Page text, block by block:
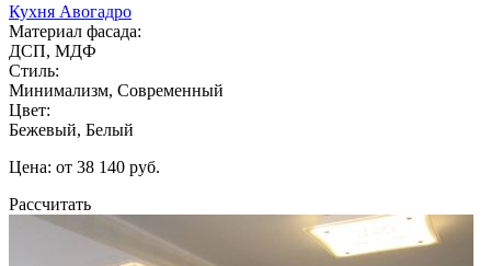
Кухня Авогадро
Материал фасада:
ДСП, МДФ
Стиль:
Минимализм, Современный
Цвет:
Бежевый, Белый
Цена: от 38 140 руб.
Рассчитать